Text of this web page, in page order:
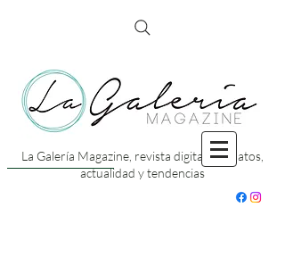
La Galería Magazine, revista digital con datos,
actualidad y tendencias